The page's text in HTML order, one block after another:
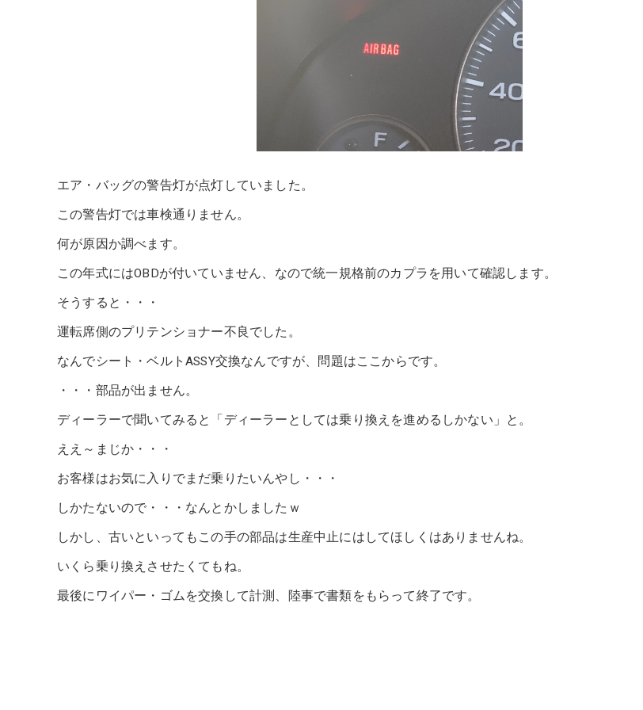
エア・バッグの警告灯が点灯していました。
この警告灯では車検通りません。
何が原因か調べます。
この年式にはOBDが付いていません、なので統一規格前のカプラを用いて確認します。
そうすると・・・
運転席側のプリテンショナー不良でした。
なんでシート・ベルトASSY交換なんですが、問題はここからです。
・・・部品が出ません。
ディーラーで聞いてみると「ディーラーとしては乗り換えを進めるしかない」と。
ええ～まじか・・・
お客様はお気に入りでまだ乗りたいんやし・・・
しかたないので・・・なんとかしましたｗ
しかし、古いといってもこの手の部品は生産中止にはしてほしくはありませんね。
いくら乗り換えさせたくてもね。
最後にワイパー・ゴムを交換して計測、陸事で書類をもらって終了です。